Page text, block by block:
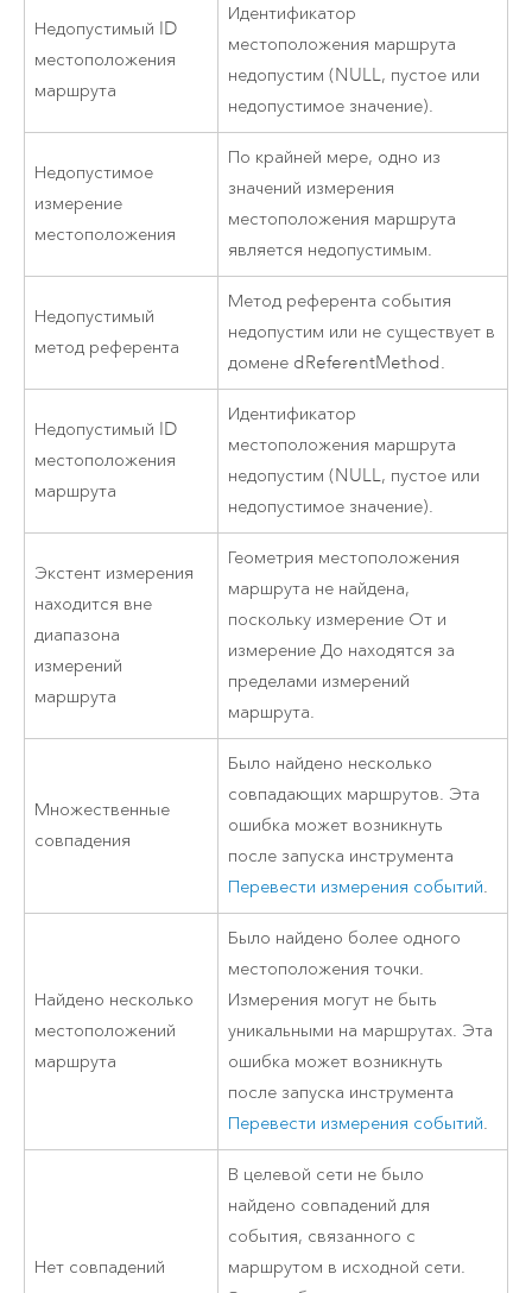
Недопустимый ID
местоположения
маршрута
Идентификатор
местоположения маршрута
недопустим (NULL, пустое или
недопустимое значение).
Недопустимое
измерение
местоположения
По крайней мере, одно из
значений измерения
местоположения маршрута
является недопустимым.
Недопустимый
метод референта
Метод референта события
недопустим или не существует в
домене dReferentMethod.
Недопустимый ID
местоположения
маршрута
Идентификатор
местоположения маршрута
недопустим (NULL, пустое или
недопустимое значение).
Экстент измерения
находится вне
диапазона
измерений
маршрута
Геометрия местоположения
маршрута не найдена,
поскольку измерение От и
измерение До находятся за
пределами измерений
маршрута.
Множественные
совпадения
Было найдено несколько
совпадающих маршрутов. Эта
ошибка может возникнуть
после запуска инструмента
Перевести измерения событий.
Найдено несколько
местоположений
маршрута
Было найдено более одного
местоположения точки.
Измерения могут не быть
уникальными на маршрутах. Эта
ошибка может возникнуть
после запуска инструмента
Перевести измерения событий.
Нет совпадений
В целевой сети не было
найдено совпадений для
события, связанного с
маршрутом в исходной сети.